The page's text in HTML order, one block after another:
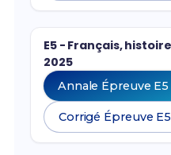
E5 - Français,
2025
Annale Épreuve
Corrigé Épreuve